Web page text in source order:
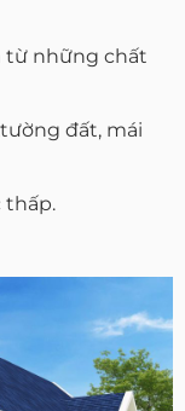
từ những chất
đất, mái
thấp.